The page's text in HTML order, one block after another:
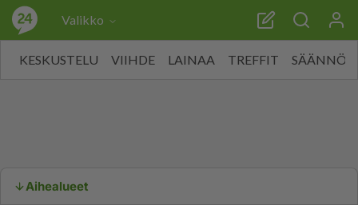
Valikko
KESKUSTELU VIIHDE LAINAA TREFFIT SÄÄNNÖT
Aihealueet